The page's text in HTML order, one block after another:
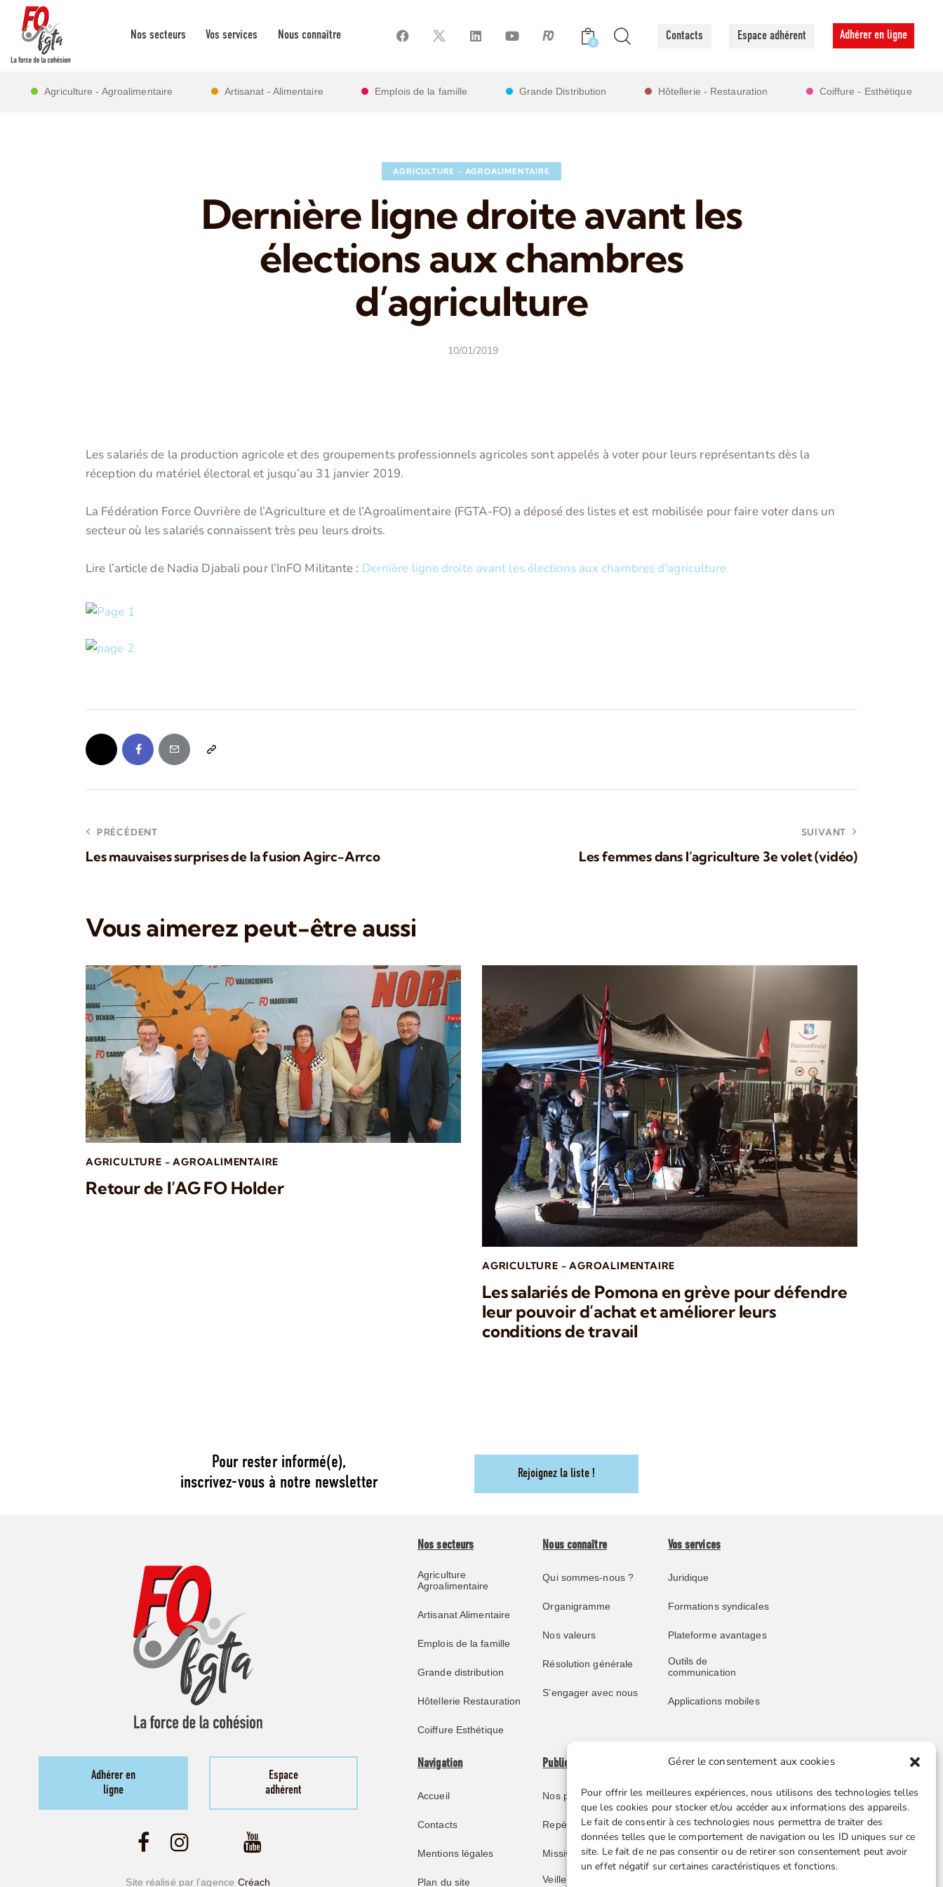
Gérer le consentement aux cookies
Pour offrir les meilleures expériences, nous utilisons des technologies telles
que les cookies pour stocker et/ou accéder aux informations des appareils.
Le fait de consentir à ces technologies nous permettra de traiter des
données telles que le comportement de navigation ou les ID uniques sur ce
site. Le fait de ne pas consentir ou de retirer son consentement peut avoir
un effet négatif sur certaines caractéristiques et fonctions.
Nos secteurs Vos services Nous connaître
0 Contacts Espace adhérent Adhérer en ligne
Agriculture - Agroalimentaire Artisanat - Alimentaire Emplois de la famille Grande Distribution Hôtellerie - Restauration Coiffure - Esthétique
AGRICULTURE - AGROALIMENTAIRE
Dernière ligne droite avant les
élections aux chambres
d’agriculture
10/01/2019
Les salariés de la production agricole et des groupements professionnels agricoles sont appelés à voter pour leurs représentants dès la
réception du matériel électoral et jusqu’au 31 janvier 2019.
La Fédération Force Ouvrière de l’Agriculture et de l’Agroalimentaire (FGTA-FO) a déposé des listes et est mobilisée pour faire voter dans un
secteur où les salariés connaissent très peu leurs droits.
Lire l’article de Nadia Djabali pour l’InFO Militante : Dernière ligne droite avant les élections aux chambres d’agriculture
PRÉCÉDENT
Les mauvaises surprises de la fusion Agirc-Arrco
SUIVANT
Les femmes dans l’agriculture 3e volet (vidéo)
Vous aimerez peut-être aussi
AGRICULTURE - AGROALIMENTAIRE
Retour de l’AG FO Holder
AGRICULTURE - AGROALIMENTAIRE
Les salariés de Pomona en grève pour défendre
leur pouvoir d’achat et améliorer leurs
conditions de travail
Pour rester informé(e),
inscrivez-vous à notre newsletter
Rejoignez la liste !
Adhérer en
ligne
Espace
adhérent
Site réalisé par l’agence Créach
Nos secteurs
Agriculture
Agroalimentaire
Artisanat Alimentaire
Emplois de la famille
Grande distribution
Hôtellerie Restauration
Coiffure Esthétique
Nous connaître
Qui sommes-nous ?
Organigramme
Nos valeurs
Résolution générale
S’engager avec nous
Vos services
Juridique
Formations syndicales
Plateforme avantages
Outils de
communication
Applications mobiles
Navigation
Accueil
Contacts
Mentions légales
Plan du site
Publications
Nos publications
Repère juridique
Missive retraités
Veille juridique FGTA-
Liens utiles
Boutique en ligne
Espace Presse
Nos partenaires